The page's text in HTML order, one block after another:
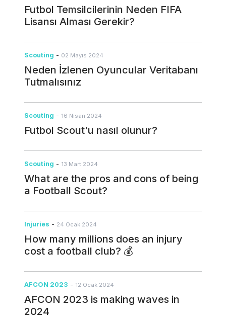
Futbol Temsilcilerinin Neden FIFA
Lisansı Alması Gerekir?
Scouting - 02 Mayıs 2024
Neden İzlenen Oyuncular Veritabanı
Tutmalısınız
Scouting - 16 Nisan 2024
Futbol Scout'u nasıl olunur?
Scouting - 13 Mart 2024
What are the pros and cons of being
a Football Scout?
Injuries - 24 Ocak 2024
How many millions does an injury
cost a football club? 💰
AFCON 2023 - 12 Ocak 2024
AFCON 2023 is making waves in
2024